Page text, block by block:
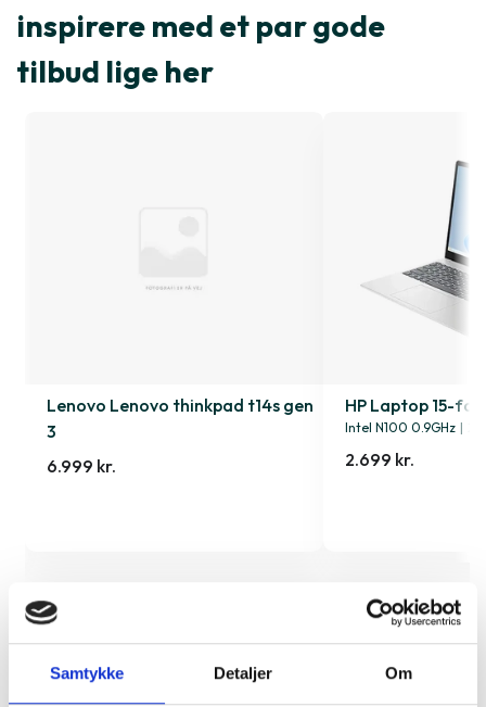
Samtykke Detaljer Om
inspirere med et par gode
tilbud lige her
Lenovo Lenovo thinkpad t14s gen
3
6.999 kr.
HP Laptop 15-
Intel N100 0.9GHz |
2.699 kr.